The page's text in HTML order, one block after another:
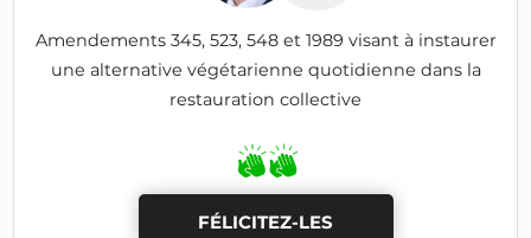
Amendements 345, 523, 548 et 1989 visant à instaurer
une alternative végétarienne quotidienne dans la
restauration collective
FÉLICITEZ-LES